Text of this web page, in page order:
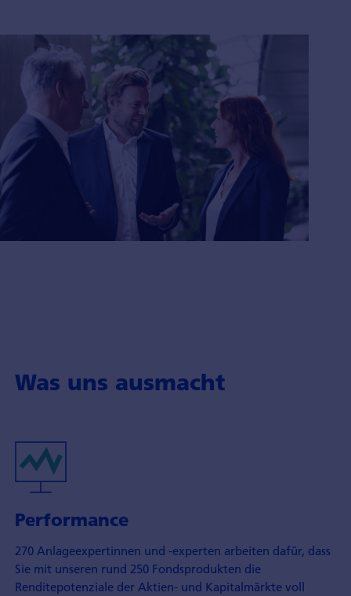
Was uns ausmacht
Performance
270 Anlageexpertinnen und -experten arbeiten dafür, dass
Sie mit unseren rund 250 Fondsprodukten die
Renditepotenziale der Aktien- und Kapitalmärkte voll